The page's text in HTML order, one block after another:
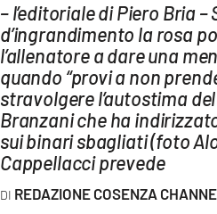
SANITÀ
SPORT
CULTURA
AMBIENTE
Streaming
LAC TV
– l’editoriale di Piero Bria
d’ingrandimento la rosa
l’allenatore a dare una
quando “provi a non
stravolgere l’autostima
Branzani che ha
sui binari sbagliati (foto
Cappellacci prevede
REDAZIONE COSENZA